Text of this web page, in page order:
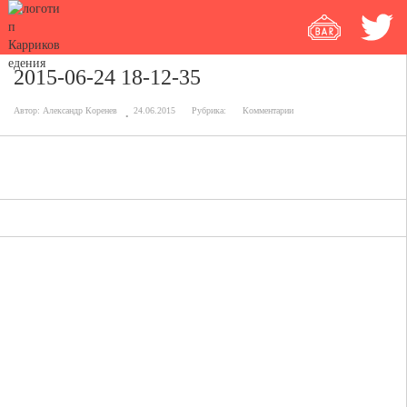
2015-06-24 18-12-35
Автор: Александр Коренев 24.06.2015 Рубрика: Комментарии